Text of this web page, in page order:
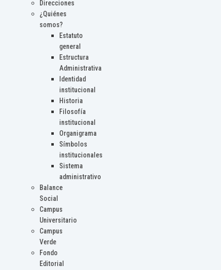
Direcciones
¿Quiénes
somos?
Estatuto
general
Estructura
Administrativa
Identidad
institucional
Historia
Filosofía
institucional
Organigrama
Símbolos
institucionales
Sistema
administrativo
Balance
Social
Campus
Universitario
Campus
Verde
Fondo
Editorial